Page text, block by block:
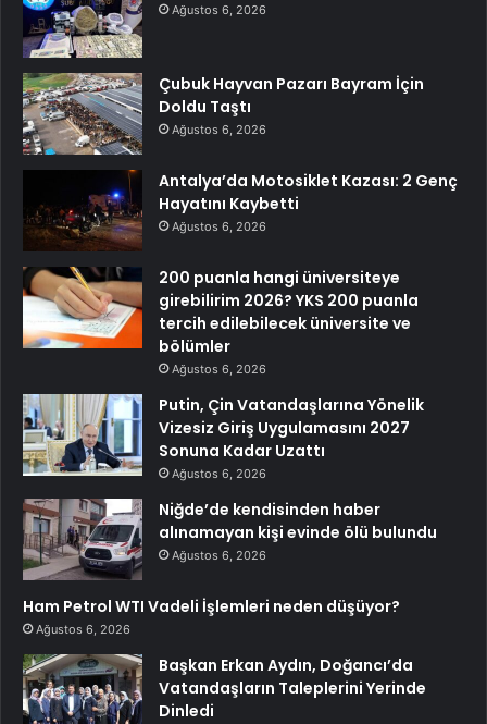
Ağustos 6, 2026
Çubuk Hayvan Pazarı Bayram İçin
Doldu Taştı
Ağustos 6, 2026
Antalya’da Motosiklet Kazası: 2 Genç
Hayatını Kaybetti
Ağustos 6, 2026
200 puanla hangi üniversiteye
girebilirim 2026? YKS 200 puanla
tercih edilebilecek üniversite ve
bölümler
Ağustos 6, 2026
Putin, Çin Vatandaşlarına Yönelik
Vizesiz Giriş Uygulamasını 2027
Sonuna Kadar Uzattı
Ağustos 6, 2026
Niğde’de kendisinden haber
alınamayan kişi evinde ölü bulundu
Ağustos 6, 2026
Ham Petrol WTI Vadeli İşlemleri neden düşüyor?
Ağustos 6, 2026
Başkan Erkan Aydın, Doğancı’da
Vatandaşların Taleplerini Yerinde
Dinledi